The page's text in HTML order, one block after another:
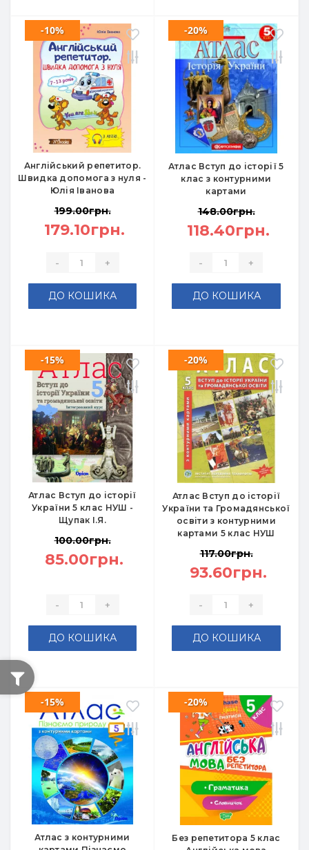
Англійський репетитор.
Швидка допомога з нуля -
Юлія Іванова
-10%
199.00грн.
179.10грн.
- +
ДО КОШИКА
Атлас Вступ до історії 5
клас з контурними
картами
-20%
148.00грн.
118.40грн.
- +
ДО КОШИКА
Атлас Вступ до історії
України 5 клас НУШ -
Щупак І.Я.
-15%
100.00грн.
85.00грн.
- +
ДО КОШИКА
Атлас Вступ до історії
України та Громадянської
освіти з контурними
картами 5 клас НУШ
-20%
117.00грн.
93.60грн.
- +
ДО КОШИКА
Атлас з контурними
-15%
Без репетитора 5 клас
-20%